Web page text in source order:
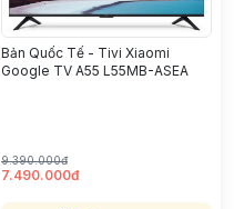
Bản Quốc Tế - Tivi Xiaomi
Google TV A55 L55MB-ASEA
9.390.000đ
7.490.000đ